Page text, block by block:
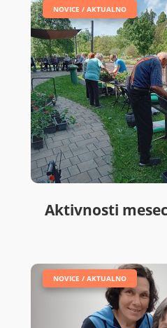
Aktivnosti
| NOVICE / AKTUALNO
NOVICE / AKTUALNO